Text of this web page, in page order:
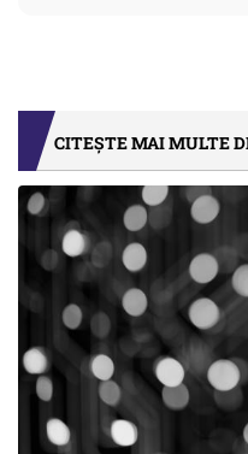
CITEȘTE MAI MULTE